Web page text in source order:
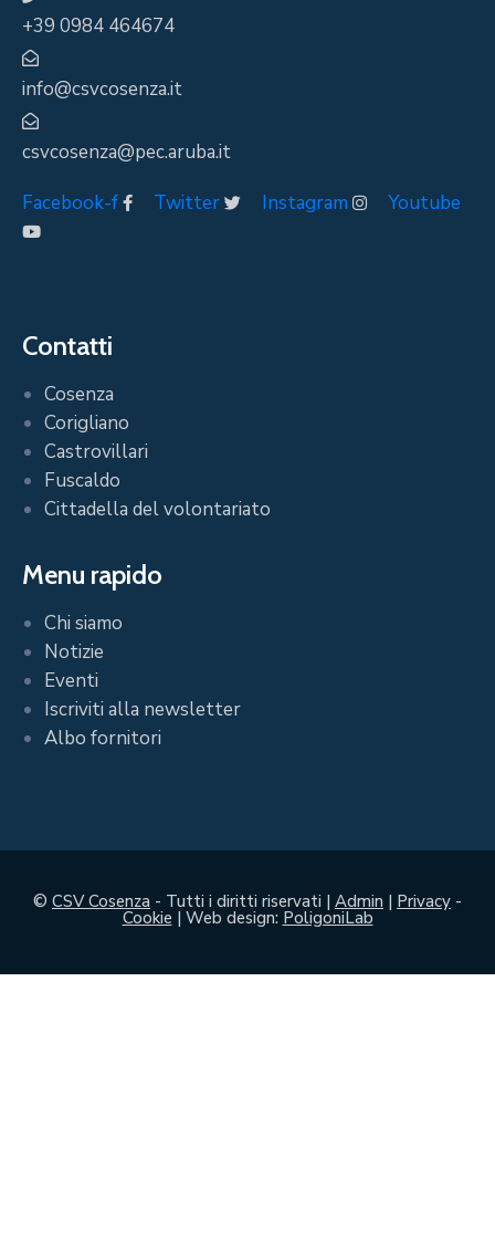
+39 0984 464674
info@csvcosenza.it
csvcosenza@pec.aruba.it
Facebook-f
Twitter Instagram Youtube
Contatti
Cosenza
Corigliano
Castrovillari
Fuscaldo
Cittadella del volontariato
Menu rapido
Chi siamo
Notizie
Eventi
Iscriviti alla newsletter
Albo fornitori
© CSV Cosenza - Tutti i diritti riservati | Admin | Privacy -
Cookie | Web design: PoligoniLab